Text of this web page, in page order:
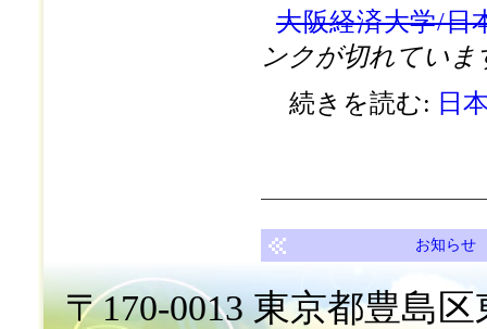
大阪経済大学/日
ンクが切れてい
続きを読む: 日
お知らせ
〒170-0013 東京都豊島